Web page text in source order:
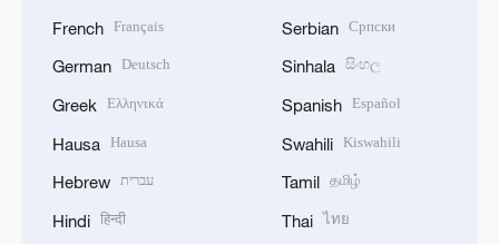
French Français
German Deutsch
Greek Ελληνικά
Hausa Hausa
Hebrew עברית
Hindi हिन्दी
Serbian Српски
Sinhala සිංහල
Spanish Español
Swahili Kiswahili
Tamil தமிழ்
Thai ไทย